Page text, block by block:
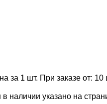
за 1 шт. При заказе от: 10
наличии указано на